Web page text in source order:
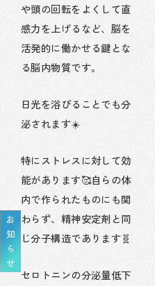
お
知
ら
せ
や頭の回転をよくして直
感力を上げるなど、脳を
活発的に働かせる鍵とな
る脳内物質です。
日光を浴びることでも分
泌されます☀️
特にストレスに対して効
能があります🥰自らの体
内で作られたものにも関
わらず、精神安定剤と同
じ分子構造であります🧬
セロトニンの分泌量低下